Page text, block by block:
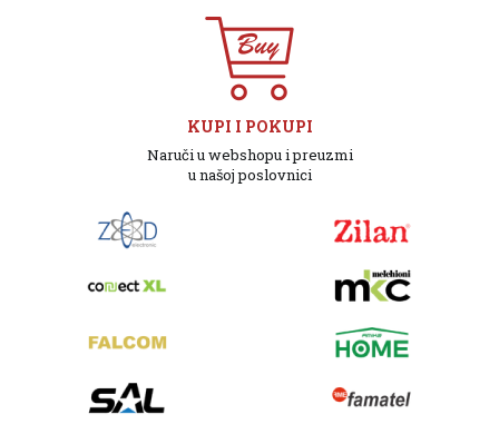
KUPI I POKUPI
Naruči u webshopu i preuzmi
u našoj poslovnici